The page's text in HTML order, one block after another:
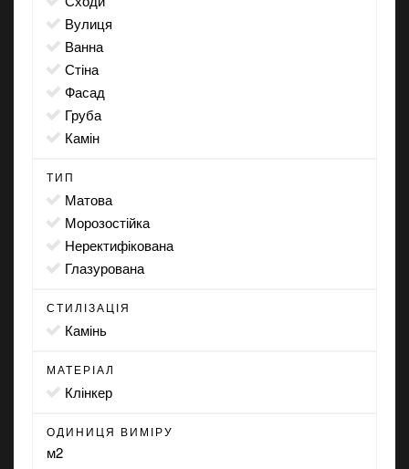
вулиця
ванна
стіна
фасад
груба
камін
ТИП
матова
морозостійка
неректифікована
глазурована
СТИЛІЗАЦІЯ
камінь
МАТЕРІАЛ
Клінкер
ОДИНИЦЯ ВИМІРУ
м2